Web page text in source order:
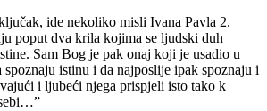
ide nekoliko misli Ivana Pavla 2.
poput dva krila kojima se ljudski duh
Sam Bog je pak onaj koji je usadio u
spoznaju istinu i da najposlije ipak spoznaju i
i ljubeći njega prispjeli isto tako k